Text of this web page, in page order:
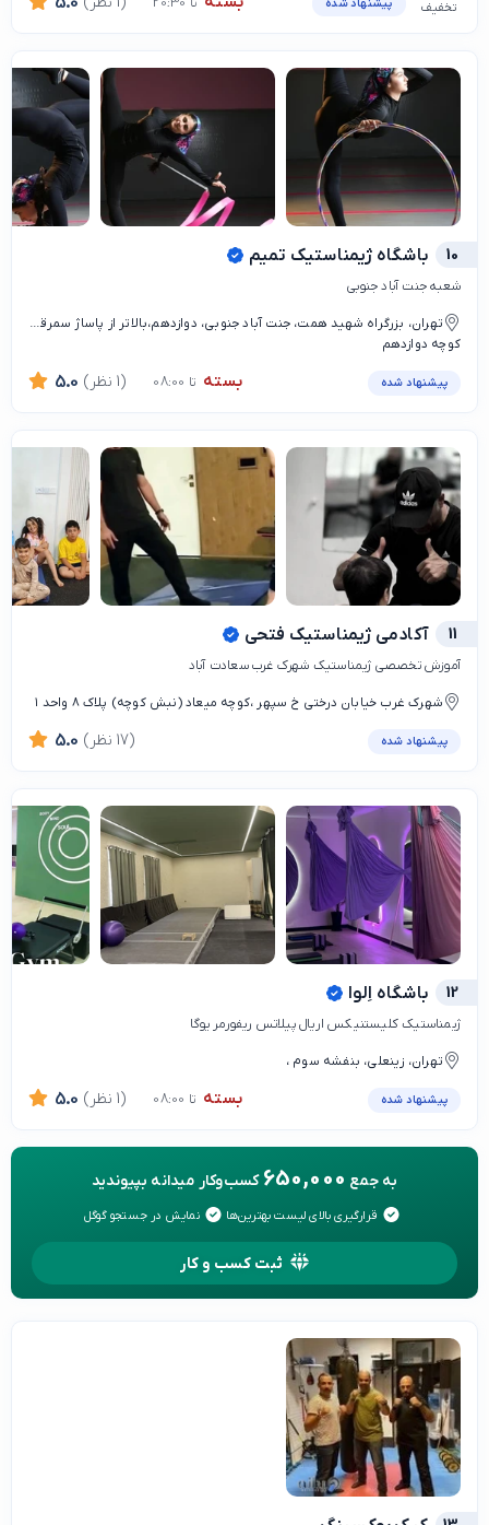
تخفیف پیشنهاد شده
10 باشگاه ژیمناستیک تمیم
شعبه جنت آباد جنوبی
تهران، بزرگراه شهید همت، جنت آباد جنوبی، دوازدهم،بالاتر از پاساژ سمرقند
کوچه دوازدهم
پیشنهاد شده بسته تا 08:00 5.0 (1 نظر)
11 آکادمی ژیمناستیک فتحی
آموزش تخصصی ژیمناستیک شهرک غرب سعادت آباد
شهرک غرب خیابان درختی خ سپهر ،کوچه میعاد (نبش کوچه) پلاک ۸ واحد ۱
پیشنهاد شده 5.0 (17 نظر)
12 باشگاه اِلوا
ژیمناستیک کلیستنیکس اریال پیلاتس ریفورمر یوگا
تهران، زینعلی، بنفشه سوم ،
پیشنهاد شده بسته تا 08:00 5.0 (1 نظر)
به جمع 650,000 کسب‌وکار میدانه بپیوندید
قرارگیری بالای لیست بهترین‌ها نمایش در جستجو گوگل
ثبت کسب و کار